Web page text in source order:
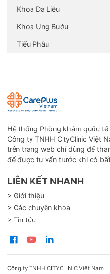
Khoa Da Liễu
Khoa Ung Bướu
Tiểu Phẫu
Hệ thống Phòng khám quốc
Công ty TNHH CityClinic Việt
trên trang web chỉ dùng để
để được tư vấn trước khi có
LIÊN KẾT NHANH
> Giới thiệu
> Các chuyên khoa
> Tin tức
Công ty TNHH CITYCLINIC Việt Nam